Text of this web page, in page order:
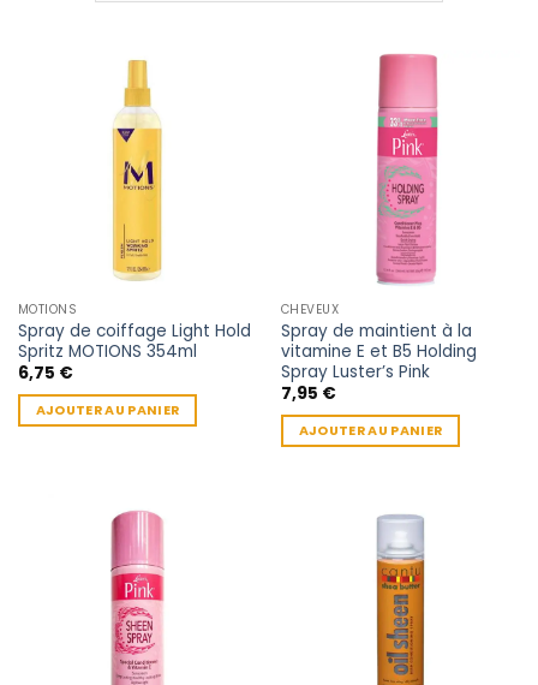
MOTIONS
Spray de coiffage Light Hold
Spritz MOTIONS 354ml
6,75 €
AJOUTER AU PANIER
CHEVEUX
Spray de maintient à la
vitamine E et B5 Holding
Spray Luster’s Pink
7,95 €
AJOUTER AU PANIER